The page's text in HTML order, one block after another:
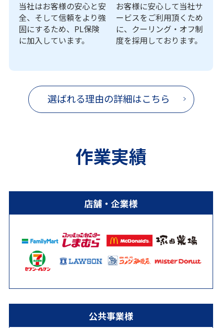
当社はお客様の安心と安
全、そして信頼をより強
固にするため、PL保険
に加入しています。
お客様に安心して当社サ
ービスをご利用頂くため
に、クーリング・オフ制
度を採用しております。
選ばれる理由の詳細はこちら
作業実績
店舗・企業様
公共事業様